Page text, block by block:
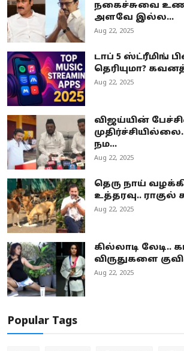
நகைச்சுவை
அளவே இல்ல...
Aug 22, 2025
டாப் 5 ஸ்ட்ரீமிங்
தெரியுமா?
Aug 22, 2025
விஜய்யின்
நம...
Aug 22, 2025
தெரு நாய்
உத்தரவு.. ராகுல்
Aug 22, 2025
கில்லாடி லேடி..
விருதுகளை
Aug 22, 2025
Popular Tags